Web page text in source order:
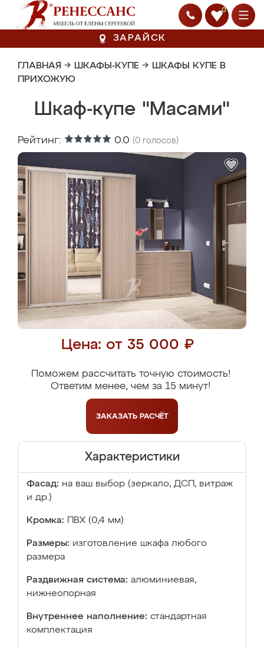
0
ЗАРАЙСК
ГЛАВНАЯ → ШКАФЫ-КУПЕ → ШКАФЫ КУПЕ В
ПРИХОЖУЮ
Шкаф-купе "Масами"
Рейтинг: 0.0 (0 голосов)
Цена: от 35 000 ₽
Поможем рассчитать точную стоимость!
Ответим менее, чем за 15 минут!
ЗАКАЗАТЬ РАСЧЁТ
Характеристики
Фасад: на ваш выбор (зеркало, ДСП, витраж
и др.)
Кромка: ПВХ (0,4 мм)
Размеры: изготовление шкафа любого
размера
Раздвижная система: алюминиевая,
нижнеопорная
Внутреннее наполнение: стандартная
комплектация